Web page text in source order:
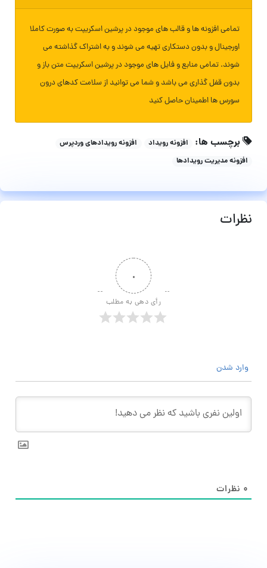
تمامی افزونه ها و قالب های موجود در پرشین اسکریپت به صورت کاملا
اورجینال و بدون دستکاری تهیه می شوند و به اشتراک گذاشته می
شوند. تمامی منابع و فایل های موجود در پرشین اسکریپت متن باز و
بدون قفل گذاری می باشد و شما می توانید از سلامت کدهای درون
سورس ها اطمینان حاصل کنید
برچسب ها: افزونه رویداد
افزونه رویدادهای وردپرس
افزونه مدیریت رویدادها
نظرات
۰
رأی دهی به مطلب
وارد شدن
۰ نظرات